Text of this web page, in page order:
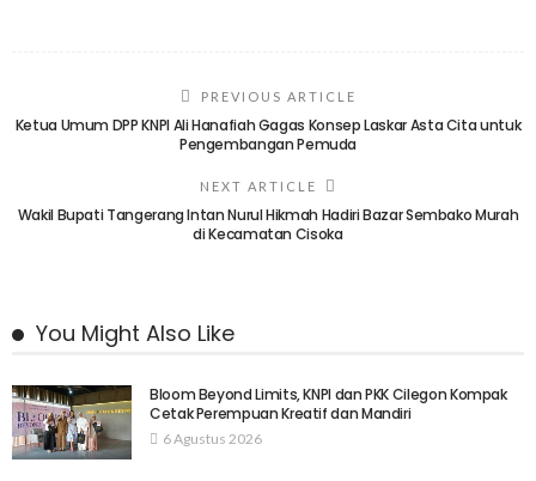
PREVIOUS ARTICLE
Ketua Umum DPP KNPI Ali Hanafiah Gagas Konsep Laskar Asta Cita untuk
Pengembangan Pemuda
NEXT ARTICLE
Wakil Bupati Tangerang Intan Nurul Hikmah Hadiri Bazar Sembako Murah
di Kecamatan Cisoka
You Might Also Like
Bloom Beyond Limits, KNPI dan PKK Cilegon Kompak
Cetak Perempuan Kreatif dan Mandiri
6 Agustus 2026